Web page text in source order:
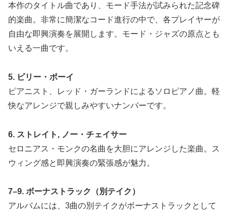
本作のタイトル曲であり、モード手法が試みられた記念碑
的楽曲。非常に簡潔なコード進行の中で、各プレイヤーが
自由な即興演奏を展開します。モード・ジャズの原点とも
いえる一曲です。
5. ビリー・ボーイ
ピアニスト、レッド・ガーランドによるソロピアノ曲。軽
快なアレンジで親しみやすいナンバーです。
6. ストレイト, ノー・チェイサー
セロニアス・モンクの名曲を大胆にアレンジした楽曲。ス
ウィング感と即興演奏の緊張感が魅力。
7–9. ボーナストラック（別テイク）
アルバムには、3曲の別テイクがボーナストラックとして